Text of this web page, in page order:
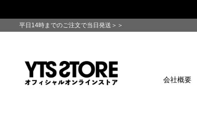
平日14時までのご注文で当日発送＞＞
会社概要